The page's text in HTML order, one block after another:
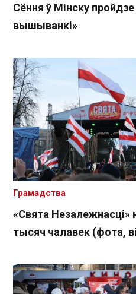
Сёння ў Мінску
вышыванкі»
«Свята Незалежнасці»
тысяч чалавек (фота,
Грамадства